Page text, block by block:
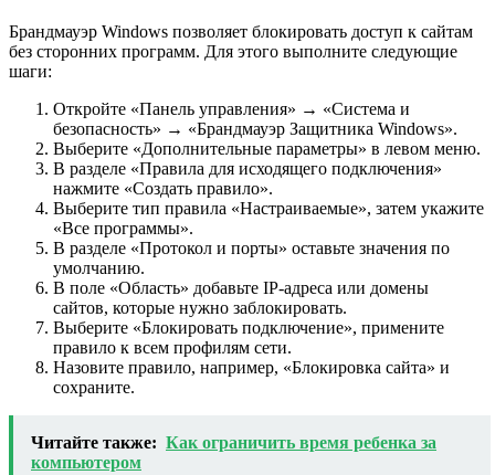
Брандмауэр Windows позволяет блокировать доступ к сайтам
без сторонних программ. Для этого выполните следующие
шаги:
Откройте «Панель управления» → «Система и
безопасность» → «Брандмауэр Защитника Windows».
Выберите «Дополнительные параметры» в левом меню.
В разделе «Правила для исходящего подключения»
нажмите «Создать правило».
Выберите тип правила «Настраиваемые», затем укажите
«Все программы».
В разделе «Протокол и порты» оставьте значения по
умолчанию.
В поле «Область» добавьте IP-адреса или домены
сайтов, которые нужно заблокировать.
Выберите «Блокировать подключение», примените
правило к всем профилям сети.
Назовите правило, например, «Блокировка сайта» и
сохраните.
Читайте также: Как ограничить время ребенка за
компьютером